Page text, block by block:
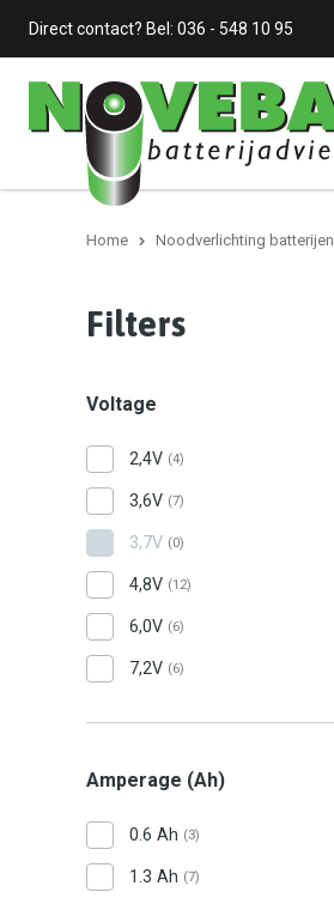
Direct contact? Bel: 036 - 548 10 95
Home Noodverlichting batterijen
Filters
Voltage
2,4V (4)
3,6V (7)
3,7V (0)
4,8V (12)
6,0V (6)
7,2V (6)
Amperage (Ah)
0.6 Ah (3)
1.3 Ah (7)